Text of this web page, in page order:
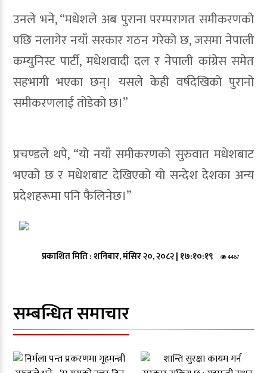
उनले भने, “मधेशले अब पुराना परम्परागत समीकरणको
पछि नलागेर नयाँ सरकार गठन गरेको छ, जसमा नेपाली
कम्युनिस्ट पार्टी, मधेशवादी दल र नेपाली कांग्रेस समेत
सहभागी भएका छन्। यसले केही वर्षदेखिको पुरानो
समीकरणलाई तोडेको छ।”
प्रचण्डले थपे, “यो नयाँ समीकरणको सुरुवात मधेशबाट
भएको छ र मधेशबाट देखिएको यो सन्देश देशका अन्य
प्रदेशहरूमा पनि फैलिनेछ।”
प्रकाशित मिति :शनिबार, मंसिर २०, २०८२| १७:१०:१९ 4467
सम्बन्धित समाचार